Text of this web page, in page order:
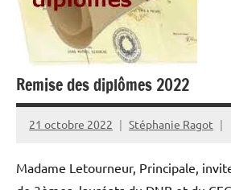
Remise des diplômes 2022
21 octobre 2022 Stéphanie Ragot
Madame Letourneur, Principale,